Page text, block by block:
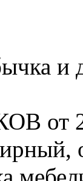
и
от